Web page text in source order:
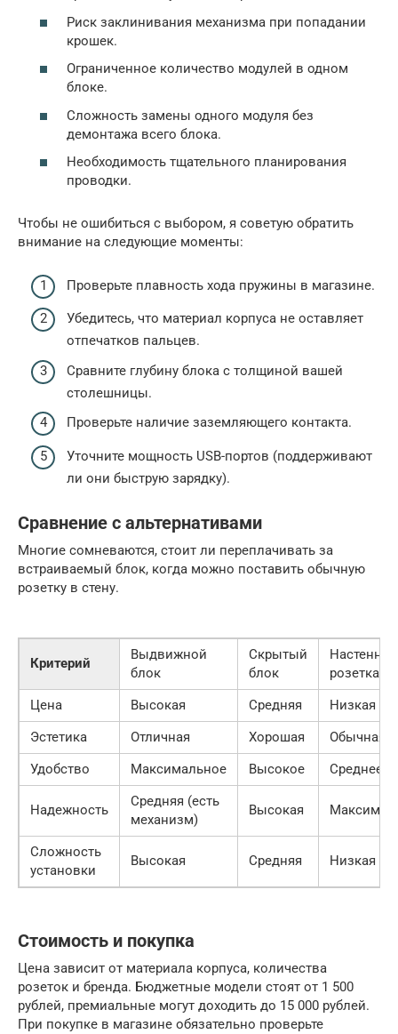
Риск заклинивания механизма при попадании
крошек.
Ограниченное количество модулей в одном
блоке.
Сложность замены одного модуля без
демонтажа всего блока.
Необходимость тщательного планирования
проводки.
Чтобы не ошибиться с выбором, я советую обратить
внимание на следующие моменты:
Проверьте плавность хода пружины в магазине.
Убедитесь, что материал корпуса не оставляет
отпечатков пальцев.
Сравните глубину блока с толщиной вашей
столешницы.
Проверьте наличие заземляющего контакта.
Уточните мощность USB-портов (поддерживают
ли они быструю зарядку).
Сравнение с альтернативами
Многие сомневаются, стоит ли переплачивать за
встраиваемый блок, когда можно поставить обычную
розетку в стену.
Критерий
Выдвижной
блок
Скрытый
блок
Настенная
розетка
Цена
Высокая Средняя
Низкая
Эстетика
Отличная Хорошая
Обычная
Удобство
Максимальное Высокое Среднее
Надежность
Средняя (есть
механизм)
Высокая
Сложность
установки
Высокая Средняя Низкая
Стоимость и покупка
Цена зависит от материала корпуса, количества
розеток и бренда. Бюджетные модели стоят от 1 500
рублей, премиальные могут доходить до 15 000 рублей.
При покупке в магазине обязательно проверьте